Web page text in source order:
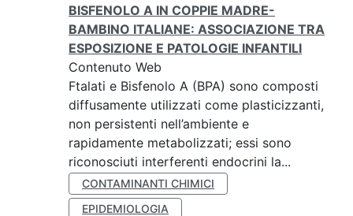
BISFENOLO A IN COPPIE MADRE-
BAMBINO ITALIANE: ASSOCIAZIONE TRA
ESPOSIZIONE E PATOLOGIE INFANTILI
Contenuto Web
Ftalati e Bisfenolo A (BPA) sono composti
diffusamente utilizzati come plasticizzanti,
non persistenti nell’ambiente e
rapidamente metabolizzati; essi sono
riconosciuti interferenti endocrini la...
CONTAMINANTI CHIMICI
EPIDEMIOLOGIA